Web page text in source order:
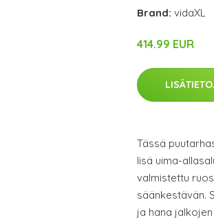
Brand: vidaXL
414.99 EUR
Tässä
lisä uima-
valmistettu
säänkestävän.
ja hana